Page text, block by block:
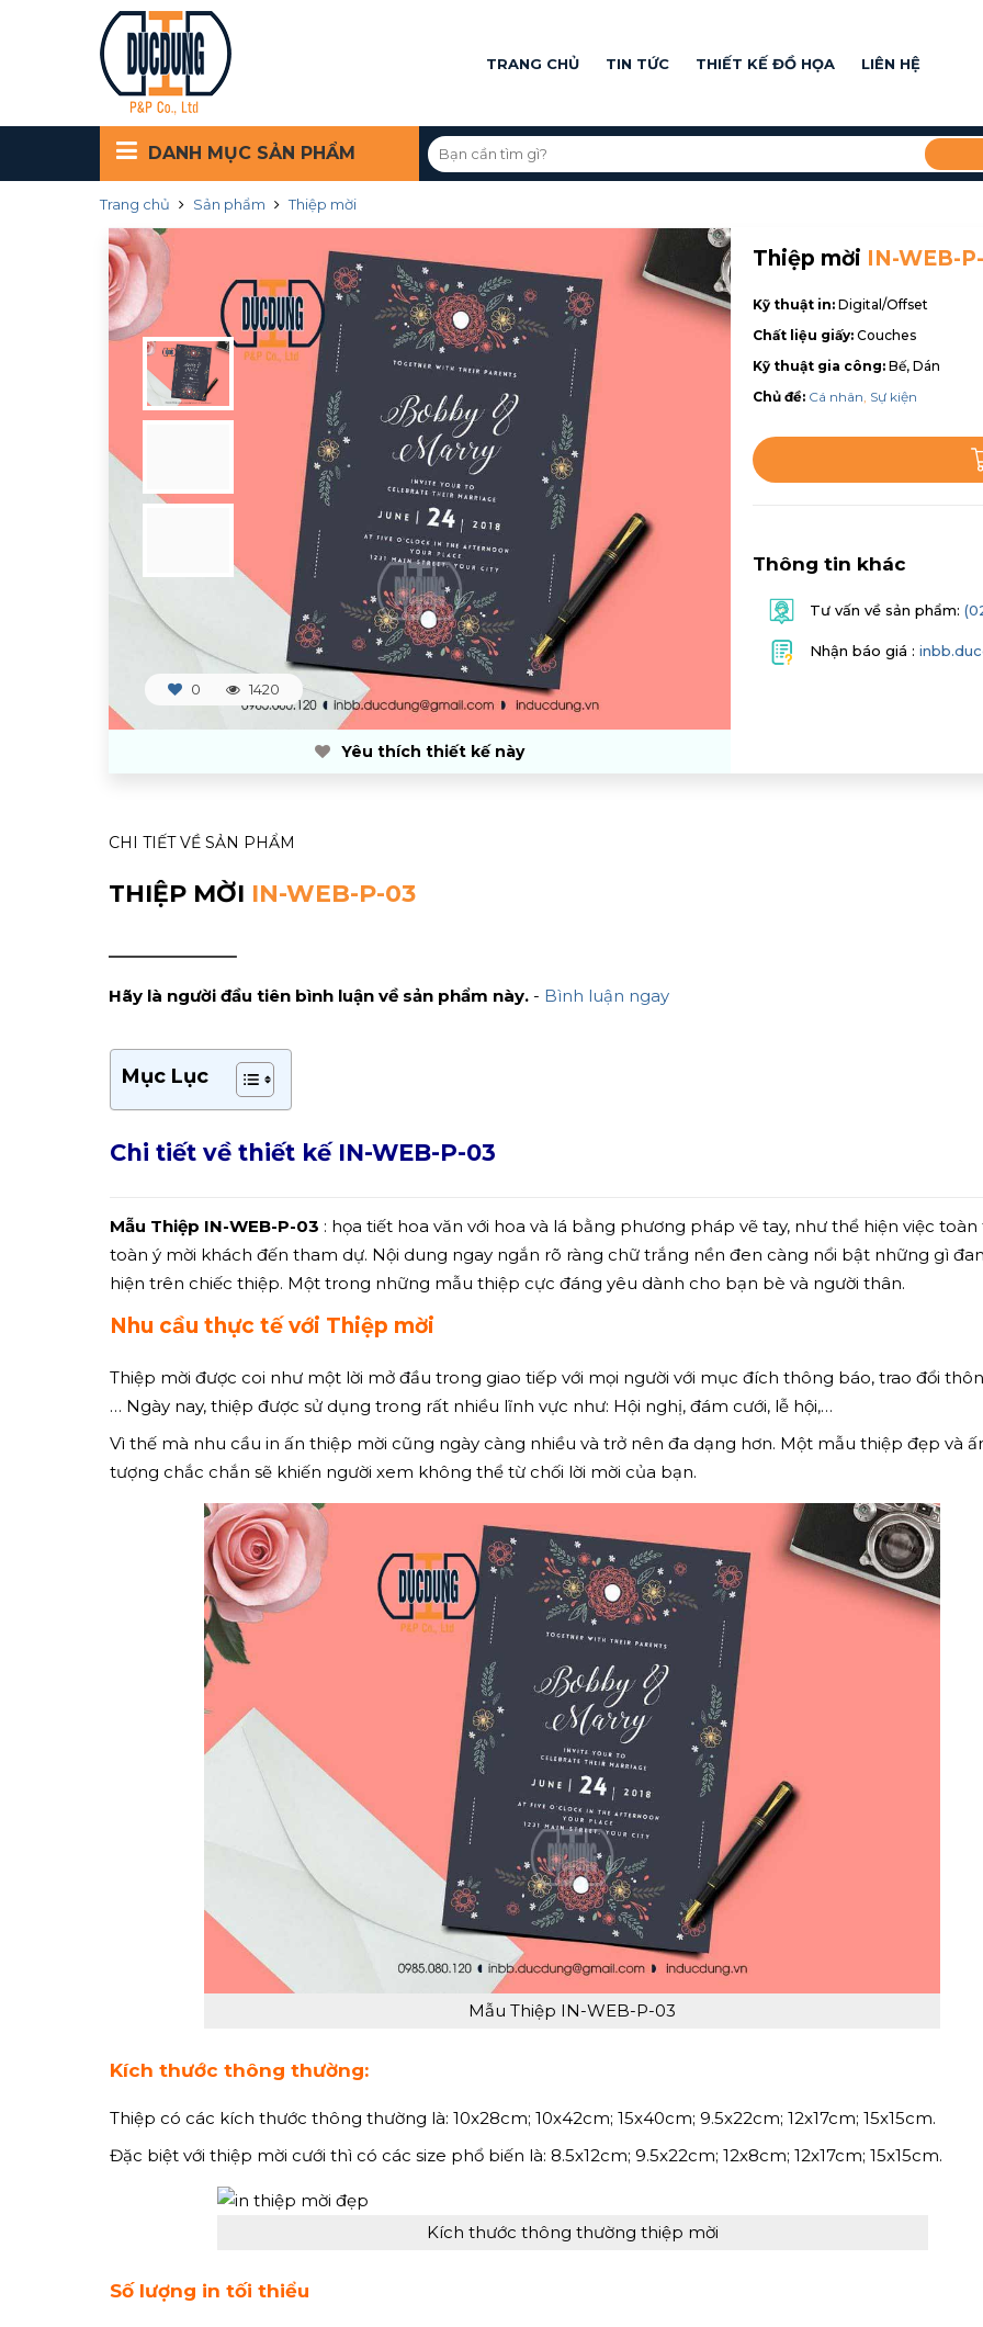
TRANG CHỦ TIN TỨC THIẾT KẾ ĐỒ HỌA LIÊN HỆ
DANH MỤC SẢN PHẨM
Trang chủ Sản phẩm Thiệp mời
0 1420
Yêu thích thiết kế này
Thiệp mời IN-WEB-
Kỹ thuật in:Digital/Offset
Chất liệu giấy:Couches
Kỹ thuật gia công:Bế, Dán
Chủ đề: Cá nhân, Sự kiện
Thông tin khác
Tư vấn về sản phẩm:
Nhận báo giá :
CHI TIẾT VỀ SẢN PHẨM
THIỆP MỜI IN-WEB-P-03
Hãy là người đầu tiên bình luận về sản phẩm này. - Bình luận ngay
Mục Lục
Chi tiết về thiết kế IN-WEB-P-03
Mẫu Thiệp IN-WEB-P-03 : họa tiết hoa văn với hoa và lá bằng phương pháp vẽ tay, như thể hiện việc
toàn ý mời khách đến tham dự. Nội dung ngay ngắn rõ ràng chữ trắng nền đen càng nổi bật những gì
hiện trên chiếc thiệp. Một trong những mẫu thiệp cực đáng yêu dành cho bạn bè và người thân.
Nhu cầu thực tế với Thiệp mời
Thiệp mời được coi như một lời mở đầu trong giao tiếp với mọi người với mục đích thông báo, trao đổi
… Ngày nay, thiệp được sử dụng trong rất nhiều lĩnh vực như: Hội nghị, đám cưới, lễ hội,…
Vì thế mà nhu cầu in ấn thiệp mời cũng ngày càng nhiều và trở nên đa dạng hơn. Một mẫu thiệp đẹp và
tượng chắc chắn sẽ khiến người xem không thể từ chối lời mời của bạn.
Mẫu Thiệp IN-WEB-P-03
Kích thước thông thường:
Thiệp có các kích thước thông thường là: 10x28cm; 10x42cm; 15x40cm; 9.5x22cm; 12x17cm; 15x15cm.
Đặc biệt với thiệp mời cưới thì có các size phổ biến là: 8.5x12cm; 9.5x22cm; 12x8cm; 12x17cm; 15x15cm.
Kích thước thông thường thiệp mời
Số lượng in tối thiểu